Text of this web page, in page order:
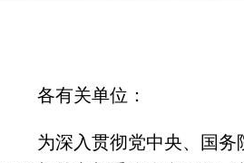
各有关单位：
为深入贯彻党中央、国